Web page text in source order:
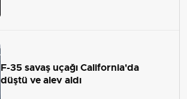
F-35 savaş uçağı California'da
düştü ve alev aldı